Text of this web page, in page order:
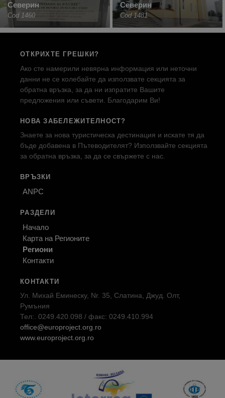
Северин
Cod 1460
Северин
Cod 1481
ОТКРИХТЕ ГРЕШКИ?
Ако сте намерили невярна информация или неточни
данни не се колебайте да използвате секцията за
обратна връзка, за да ни изпратите Вашите
предложения или съвети. Благодарим Ви!
НОВА ЗАБЕЛЕЖИТЕЛНОСТ?
Знаете за нова туристическа дестинация и искате тя да
бъде добавена в Пътеводителят? Използвайте секцията
за обратна връзка, за да се свържете с нас.
ВРЪЗКИ
ANPC
РАЗДЕЛИ
Начало
Карта на Регионите
Региони
Контакти
КОНТАКТИ
Ул. Михай Еминеску, Nr. 35, Слатина, Джуд. Олт,
Румъния
Тел:. 0249.420.098 / факс: 0249.410.994
office@europroject.org.ro
www.europroject.org.ro